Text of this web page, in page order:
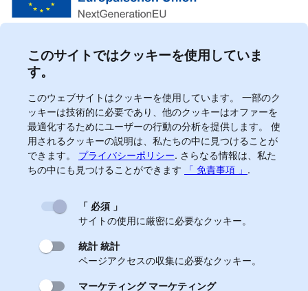
このサイトではクッキーを使用していま
す。
このウェブサイトはクッキーを使用しています。 一部のク
ッキーは技術的に必要であり、他のクッキーはオファーを
最適化するためにユーザーの行動の分析を提供します。 使
用されるクッキーの説明は、私たちの中に見つけることが
できます。
プライバシーポリシー. さらなる情報は、私た
ちの中にも見つけることができます
「 免責事項 」 .
「 必須 」
サイトの使用に厳密に必要なクッキー。
統計 統計
ページアクセスの収集に必要なクッキー。
マーケティング マーケティング